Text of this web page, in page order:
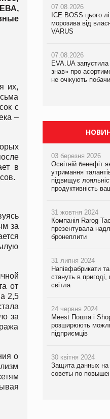
их,
с
–
в
за
от
2,5
за
о
07.08.2026
ICE BOSS цього
морозива від
VARUS
07.08.2026
EVA.UA
знав» про
не очікують
06.08.2026
Смачна новинка
VARUS з’явилися
05.08.2026
Мережа
мережу магазинів
компанія
07.08.2026
Франція
03 березня 2026
Освітній бенефіт
утримання
підвищує
продуктивність
31 жовтня 2024
Компанія Rarog
презентувала
бронеплити
31 липня 2024
Напівфабрикати
стануть в
світла
24 червня 2024
Meest Пошта і
розширюють
підприємців
30 квітня 2024
Защита данных
советы по